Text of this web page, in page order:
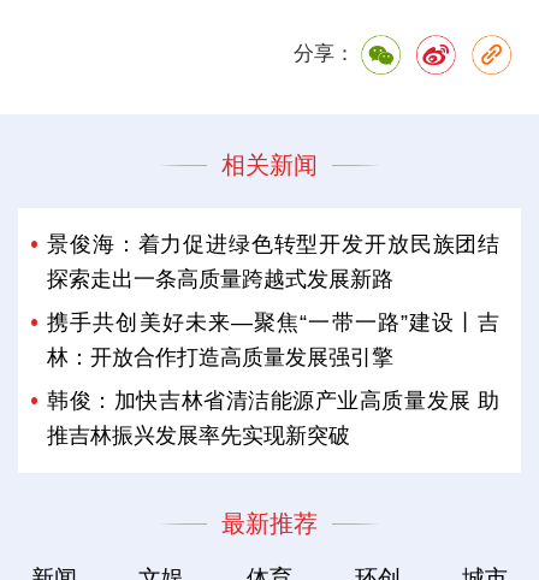
分享：
相关新闻
景俊海：着力促进绿色转型开发开放民族团结
探索走出一条高质量跨越式发展新路
携手共创美好未来—聚焦“一带一路”建设丨吉
林：开放合作打造高质量发展强引擎
韩俊：加快吉林省清洁能源产业高质量发展 助
推吉林振兴发展率先实现新突破
最新推荐